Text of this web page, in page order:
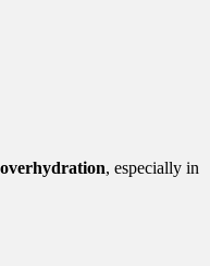
, especially in